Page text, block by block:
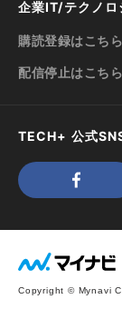
企業IT/テクノ
購読登録はこちら
配信停止はこちら
TECH+ 公式
Copyright © Mynavi